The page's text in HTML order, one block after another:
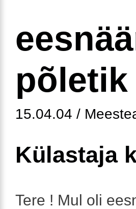
põletik
15.04.04 /
Külastaja
Tere ! Mul oli